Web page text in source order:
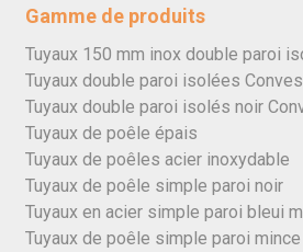
Gamme de produits
Tuyaux 150 mm inox double paroi
Tuyaux double paroi isolées
Tuyaux double paroi isolés noir
Tuyaux de poêle épais
Tuyaux de poêles acier inoxydable
Tuyaux de poêle simple paroi noir
Tuyaux en acier simple paroi bleui
Tuyaux de poêle simple paroi